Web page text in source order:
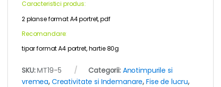
Caracteristici produs:
2 planse format A4 portret, pdf
Recomandare:
tipar format A4 portret, hartie 80g
SKU:MT19-5 Categorii: Anotimpurile si
vremea, Creativitate si Indemanare,Fise de lucru,